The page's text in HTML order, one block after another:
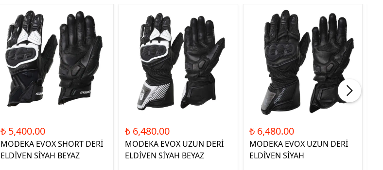
₺ 5,400.00
MODEKA EVOX SHORT DERİ
ELDİVEN SİYAH BEYAZ
₺ 6,480.00
MODEKA EVOX UZUN DERİ
ELDİVEN SİYAH BEYAZ
₺ 6,480.00
MODEKA EVOX UZUN DERİ
ELDİVEN SİYAH